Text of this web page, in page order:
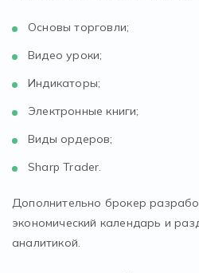
Основы торговли;
Видео уроки;
Индикаторы;
Электронные книги;
Виды ордеров;
Sharp Trader.
Дополнительно брокер
экономический календарь и
аналитикой.